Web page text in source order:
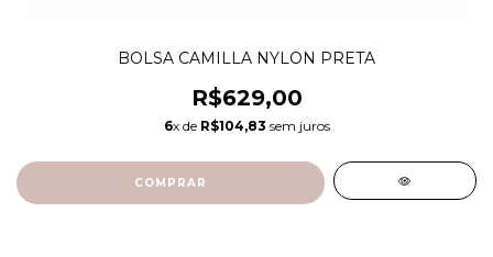
BOLSA CAMILLA NYLON PRETA
R$629,00
6x de R$104,83 sem juros